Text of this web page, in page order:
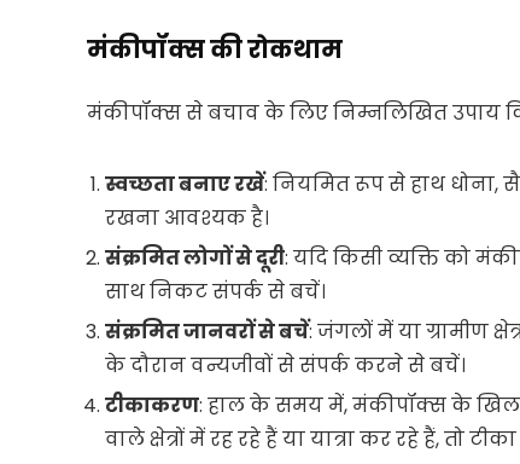
मंकीपॉक्स की रोकथाम
मंकीपॉक्स से बचाव के लिए निम्नलिखित उपाय
स्वच्छता बनाए रखें: नियमित रूप से हाथ धोना,
रखना आवश्यक है।
संक्रमित लोगों से दूरी: यदि किसी व्यक्ति को
साथ निकट संपर्क से बचें।
संक्रमित जानवरों से बचें: जंगलों में या ग्रामीण
के दौरान वन्यजीवों से संपर्क करने से बचें।
टीकाकरण: हाल के समय में, मंकीपॉक्स के
वाले क्षेत्रों में रह रहे हैं या यात्रा कर रहे हैं, तो